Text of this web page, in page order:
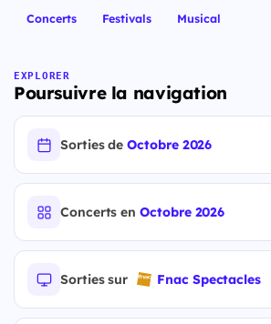
Concerts Festivals Musical
EXPLORER
Poursuivre la navigation
Sorties deOctobre 2026
Concerts enOctobre 2026
Sorties sur Fnac Spectacles